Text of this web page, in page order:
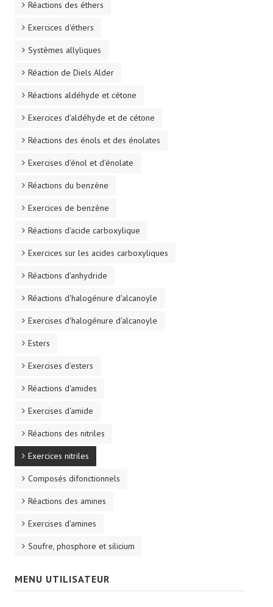
Réactions des éthers
Exercices d'éthers
Systèmes allyliques
Réaction de Diels Alder
Réactions aldéhyde et cétone
Exercices d'aldéhyde et de cétone
Réactions des énols et des énolates
Exercises d'énol et d'énolate
Réactions du benzène
Exercices de benzène
Réactions d'acide carboxylique
Exercices sur les acides carboxyliques
Réactions d'anhydride
Réactions d'halogénure d'alcanoyle
Exercises d'halogénure d'alcanoyle
Esters
Exercises d'esters
Réactions d'amides
Exercises d'amide
Réactions des nitriles
Exercices nitriles
Composés difonctionnels
Réactions des amines
Exercises d'amines
Soufre, phosphore et silicium
MENU UTILISATEUR